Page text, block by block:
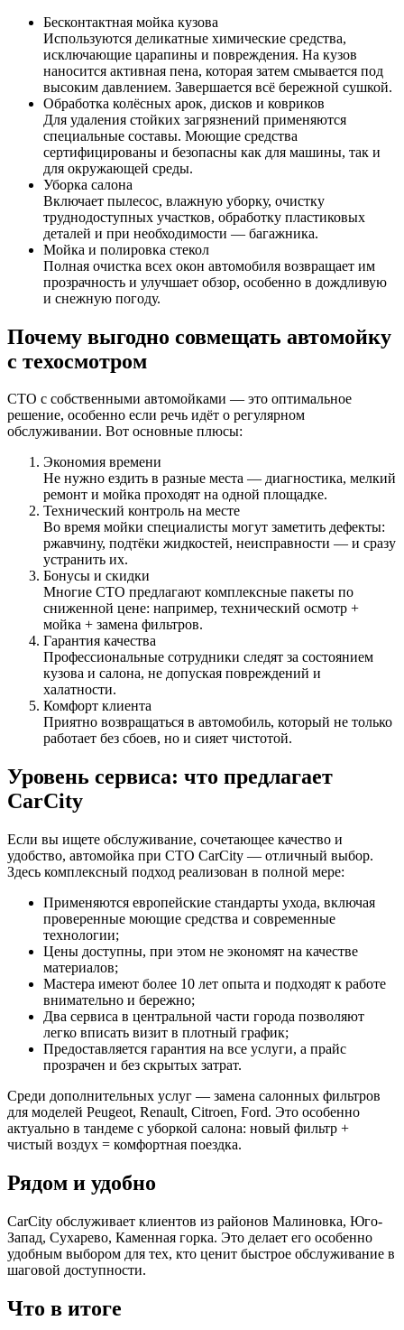
Бесконтактная мойка кузова
Используются деликатные химические средства,
исключающие царапины и повреждения. На кузов
наносится активная пена, которая затем смывается под
высоким давлением. Завершается всё бережной сушкой.
Обработка колёсных арок, дисков и ковриков
Для удаления стойких загрязнений применяются
специальные составы. Моющие средства
сертифицированы и безопасны как для машины, так и
для окружающей среды.
Уборка салона
Включает пылесос, влажную уборку, очистку
труднодоступных участков, обработку пластиковых
деталей и при необходимости — багажника.
Мойка и полировка стекол
Полная очистка всех окон автомобиля возвращает им
прозрачность и улучшает обзор, особенно в дождливую
и снежную погоду.
Почему выгодно совмещать автомойку
с техосмотром
СТО с собственными автомойками — это оптимальное
решение, особенно если речь идёт о регулярном
обслуживании. Вот основные плюсы:
Экономия времени
Не нужно ездить в разные места — диагностика, мелкий
ремонт и мойка проходят на одной площадке.
Технический контроль на месте
Во время мойки специалисты могут заметить дефекты:
ржавчину, подтёки жидкостей, неисправности — и сразу
устранить их.
Бонусы и скидки
Многие СТО предлагают комплексные пакеты по
сниженной цене: например, технический осмотр +
мойка + замена фильтров.
Гарантия качества
Профессиональные сотрудники следят за состоянием
кузова и салона, не допуская повреждений и
халатности.
Комфорт клиента
Приятно возвращаться в автомобиль, который не только
работает без сбоев, но и сияет чистотой.
Уровень сервиса: что предлагает
CarCity
Если вы ищете обслуживание, сочетающее качество и
удобство, автомойка при СТО CarCity — отличный выбор.
Здесь комплексный подход реализован в полной мере:
Применяются европейские стандарты ухода, включая
проверенные моющие средства и современные
технологии;
Цены доступны, при этом не экономят на качестве
материалов;
Мастера имеют более 10 лет опыта и подходят к работе
внимательно и бережно;
Два сервиса в центральной части города позволяют
легко вписать визит в плотный график;
Предоставляется гарантия на все услуги, а прайс
прозрачен и без скрытых затрат.
Среди дополнительных услуг — замена салонных фильтров
для моделей Peugeot, Renault, Citroen, Ford. Это особенно
актуально в тандеме с уборкой салона: новый фильтр +
чистый воздух = комфортная поездка.
Рядом и удобно
CarCity обслуживает клиентов из районов Малиновка, Юго-
Запад, Сухарево, Каменная горка. Это делает его особенно
удобным выбором для тех, кто ценит быстрое обслуживание в
шаговой доступности.
Что в итоге